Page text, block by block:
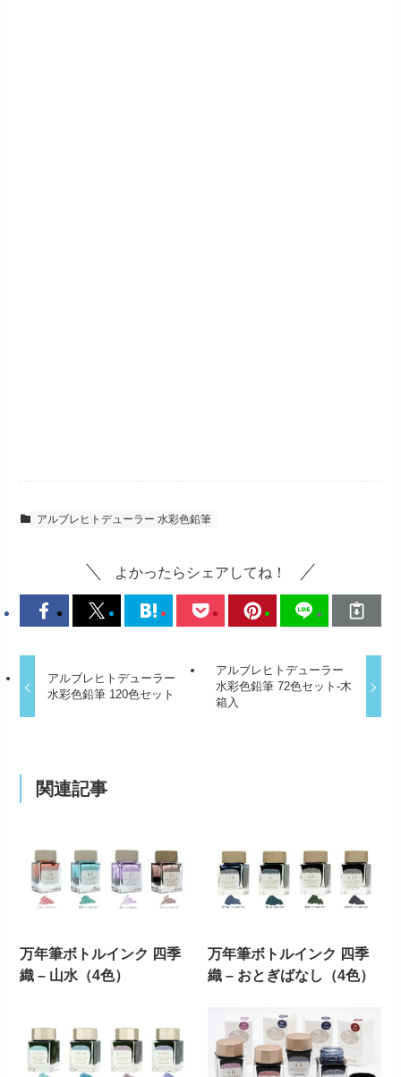
アルブレヒトデューラー 水彩色鉛筆
よかったらシェアしてね！
アルブレヒトデューラー
水彩色鉛筆 120色セット
アルブレヒトデューラー
水彩色鉛筆 72色セット-木
箱入
関連記事
万年筆ボトルインク 四季
織 – 山水（4色）
万年筆ボトルインク 四季
織 – おとぎばなし（4色）